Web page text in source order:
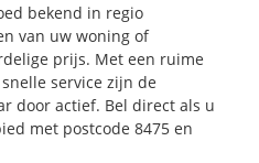
bekend in regio
van uw woning of
prijs. Met een ruime
service zijn de
door actief. Bel direct als u
met postcode 8475 en